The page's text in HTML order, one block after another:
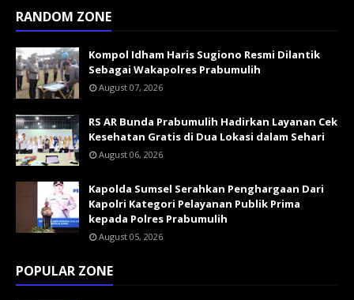
RANDOM ZONE
Kompol Idham Haris Sugiono Resmi Dilantik
Sebagai Wakapolres Prabumulih
August 07, 2026
RS AR Bunda Prabumulih Hadirkan Layanan Cek
Kesehatan Gratis di Dua Lokasi dalam Sehari
August 06, 2026
Kapolda Sumsel Serahkan Penghargaan Dari
Kapolri Kategori Pelayanan Publik Prima
kepada Polres Prabumulih
August 05, 2026
POPULAR ZONE